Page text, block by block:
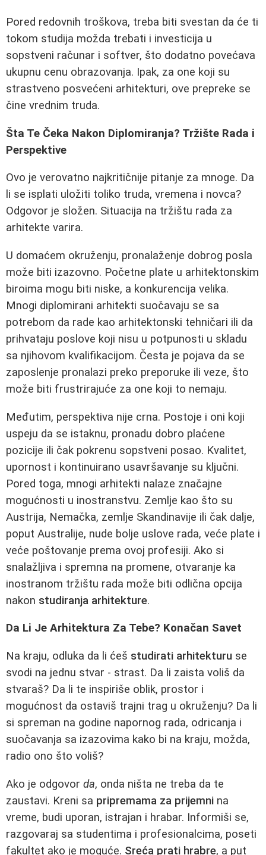
Pored redovnih troškova, treba biti svestan da će ti
tokom studija možda trebati i investicija u
sopstveni računar i softver, što dodatno povećava
ukupnu cenu obrazovanja. Ipak, za one koji su
strastveno posvećeni arhitekturi, ove prepreke se
čine vrednim truda.
Šta Te Čeka Nakon Diplomiranja? Tržište Rada i
Perspektive
Ovo je verovatno najkritičnije pitanje za mnoge. Da
li se isplati uložiti toliko truda, vremena i novca?
Odgovor je složen. Situacija na tržištu rada za
arhitekte varira.
U domaćem okruženju, pronalaženje dobrog posla
može biti izazovno. Početne plate u arhitektonskim
biroima mogu biti niske, a konkurencija velika.
Mnogi diplomirani arhitekti suočavaju se sa
potrebom da rade kao arhitektonski tehničari ili da
prihvataju poslove koji nisu u potpunosti u skladu
sa njihovom kvalifikacijom. Česta je pojava da se
zaposlenje pronalazi preko preporuke ili veze, što
može biti frustrirajuće za one koji to nemaju.
Međutim, perspektiva nije crna. Postoje i oni koji
uspeju da se istaknu, pronadu dobro plaćene
pozicije ili čak pokrenu sopstveni posao. Kvalitet,
upornost i kontinuirano usavršavanje su ključni.
Pored toga, mnogi arhitekti nalaze značajne
mogućnosti u inostranstvu. Zemlje kao što su
Austrija, Nemačka, zemlje Skandinavije ili čak dalje,
poput Australije, nude bolje uslove rada, veće plate i
veće poštovanje prema ovoj profesiji. Ako si
snalažljiva i spremna na promene, otvaranje ka
inostranom tržištu rada može biti odlična opcija
nakon studiranja arhitekture.
Da Li Je Arhitektura Za Tebe? Konačan Savet
Na kraju, odluka da li ćeš studirati arhitekturu se
svodi na jednu stvar - strast. Da li zaista voliš da
stvaraš? Da li te inspiriše oblik, prostor i
mogućnost da ostaviš trajni trag u okruženju? Da li
si spreman na godine napornog rada, odricanja i
suočavanja sa izazovima kako bi na kraju, možda,
radio ono što voliš?
Ako je odgovor da, onda ništa ne treba da te
zaustavi. Kreni sa pripremama za prijemni na
vreme, budi uporan, istrajan i hrabar. Informiši se,
razgovaraj sa studentima i profesionalcima, poseti
fakultet ako je moguće. Sreća prati hrabre, a put